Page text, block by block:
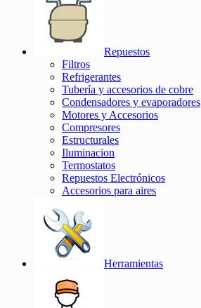
Repuestos
Filtros
Refrigerantes
Tubería y accesorios de cobre
Condensadores y evaporadores
Motores y Accesorios
Compresores
Estructurales
Iluminacion
Termostatos
Repuestos Electrónicos
Accesorios para aires
Herramientas